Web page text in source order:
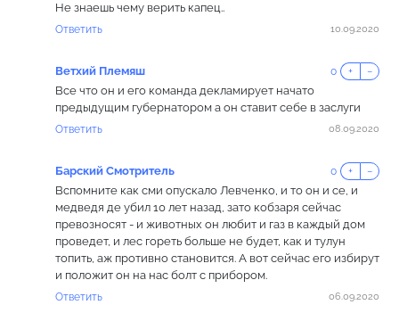
Не знаешь чему верить капец..
Ответить 10.09.2020
Ветхий Племяш 0 + −
Все что он и его команда декламирует начато
предыдущим губернатором а он ставит себе в заслуги
Ответить 08.09.2020
Барский Смотритель 0 + −
Вспомните как сми опускало Левченко, и то он и се, и
медведя де убил 10 лет назад, зато кобзаря сейчас
превозносят - и животных он любит и газ в каждый дом
проведет, и лес гореть больше не будет, как и тулун
топить, аж противно становится. А вот сейчас его избирут
и положит он на нас болт с прибором.
Ответить 06.09.2020